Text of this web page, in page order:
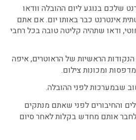
שלכם בנוגע ליום ההובלה וודאו
אינטרנט כבר באותו יום. אם אתם
ודאו שתהיה קליטה טובה בכל רחבי
הראשיות של הראוטרים, איפה
ומכונות צילום.
שבמערכות לפני ההובלה.
והחיבורים לפני שאתם מנתקים
אותם מחדש בקלות לאחר סיום